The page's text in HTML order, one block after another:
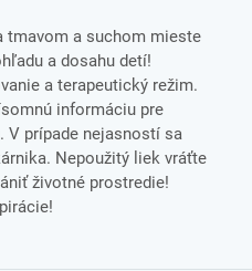
tmavom a suchom mieste
a dosahu detí!
a terapeutický režim.
informáciu pre
V prípade nejasností sa
Nepoužitý liek vráťte
životné prostredie!